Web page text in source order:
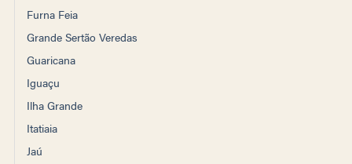
Furna Feia
Grande Sertão Veredas
Guaricana
Iguaçu
Ilha Grande
Itatiaia
Jaú